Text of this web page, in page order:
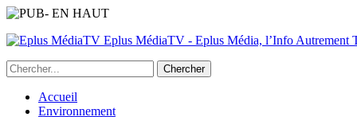
Eplus MédiaTV - Eplus Média, l’Info Autrement
Accueil
Environnement